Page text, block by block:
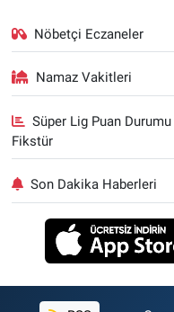
Nöbetçi Eczaneler
Namaz Vakitleri
Süper Lig Puan Durumu
Fikstür
Son Dakika Haberleri